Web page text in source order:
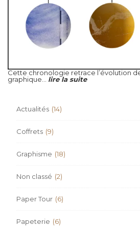
Cette chronologie retrace l’évolution
graphique... lire la suite
Actualités (14)
Coffrets (9)
Graphisme (18)
Non classé (2)
Paper Tour (6)
Papeterie (6)